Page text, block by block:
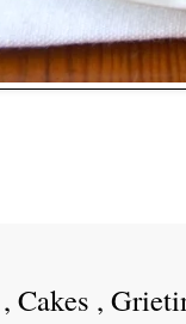
, Cakes ,